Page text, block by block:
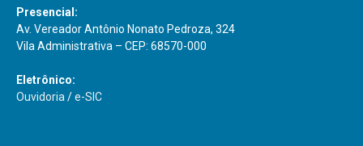
Presencial:
Av. Vereador Antônio Nonato Pedroza, 324
Vila Administrativa – CEP: 68570-000
Eletrônico:
Ouvidoria/e-SIC